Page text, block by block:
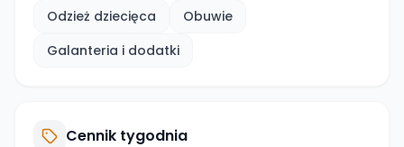
Odzież dziecięca
Obuwie
Galanteria i dodatki
Cennik tygodnia